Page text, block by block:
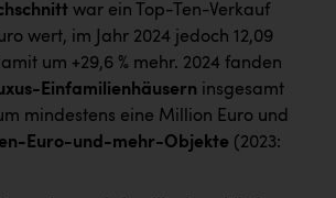
war ein Top-Ten-Verkauf
wert, im Jahr 2024 jedoch 12,09
um +29,6 % mehr. 2024 fanden
Einfamilienhäusern insgesamt
mindestens eine Million Euro und
Euro-und-mehr-Objekte (2023: